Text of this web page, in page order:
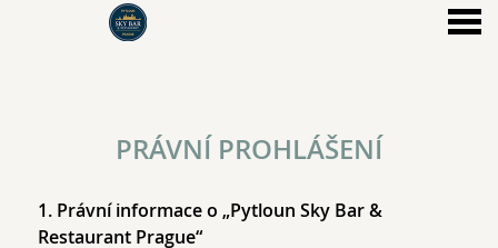
PRÁVNÍ PROHLÁŠENÍ
1. Právní informace o „Pytloun Sky Bar &
Restaurant Prague“